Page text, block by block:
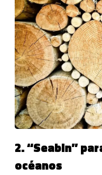
2. “Seabin”
océanos